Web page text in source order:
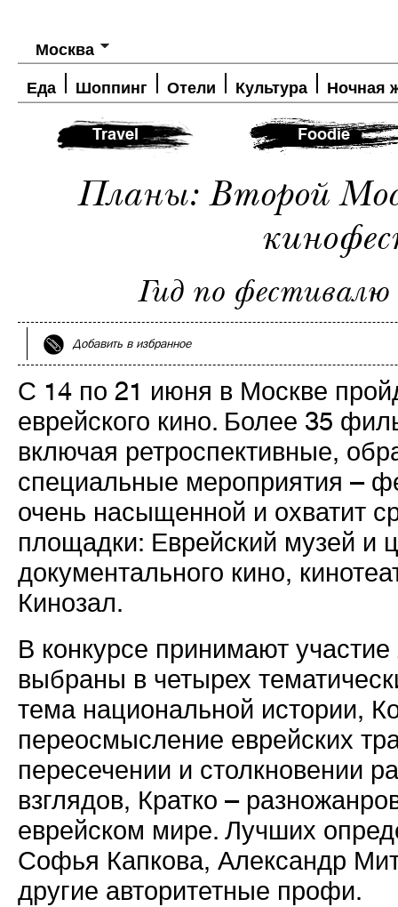
Москва
Еда Шоппинг Отели Культура Ночная
Travel Foodie
Планы: Второй
Гид по
Добавить в избранное
С 14 по 21 июня в Москве
еврейского кино. Более 35
включая ретроспективные,
специальные мероприятия –
очень насыщенной и охватит
площадки: Еврейский музей и
документального кино,
Кинозал.
В конкурсе принимают
выбраны в четырех
тема национальной истории,
переосмысление еврейских
пересечении и столкновении
взглядов, Кратко –
еврейском мире. Лучших
Софья Капкова, Александр
другие авторитетные профи.